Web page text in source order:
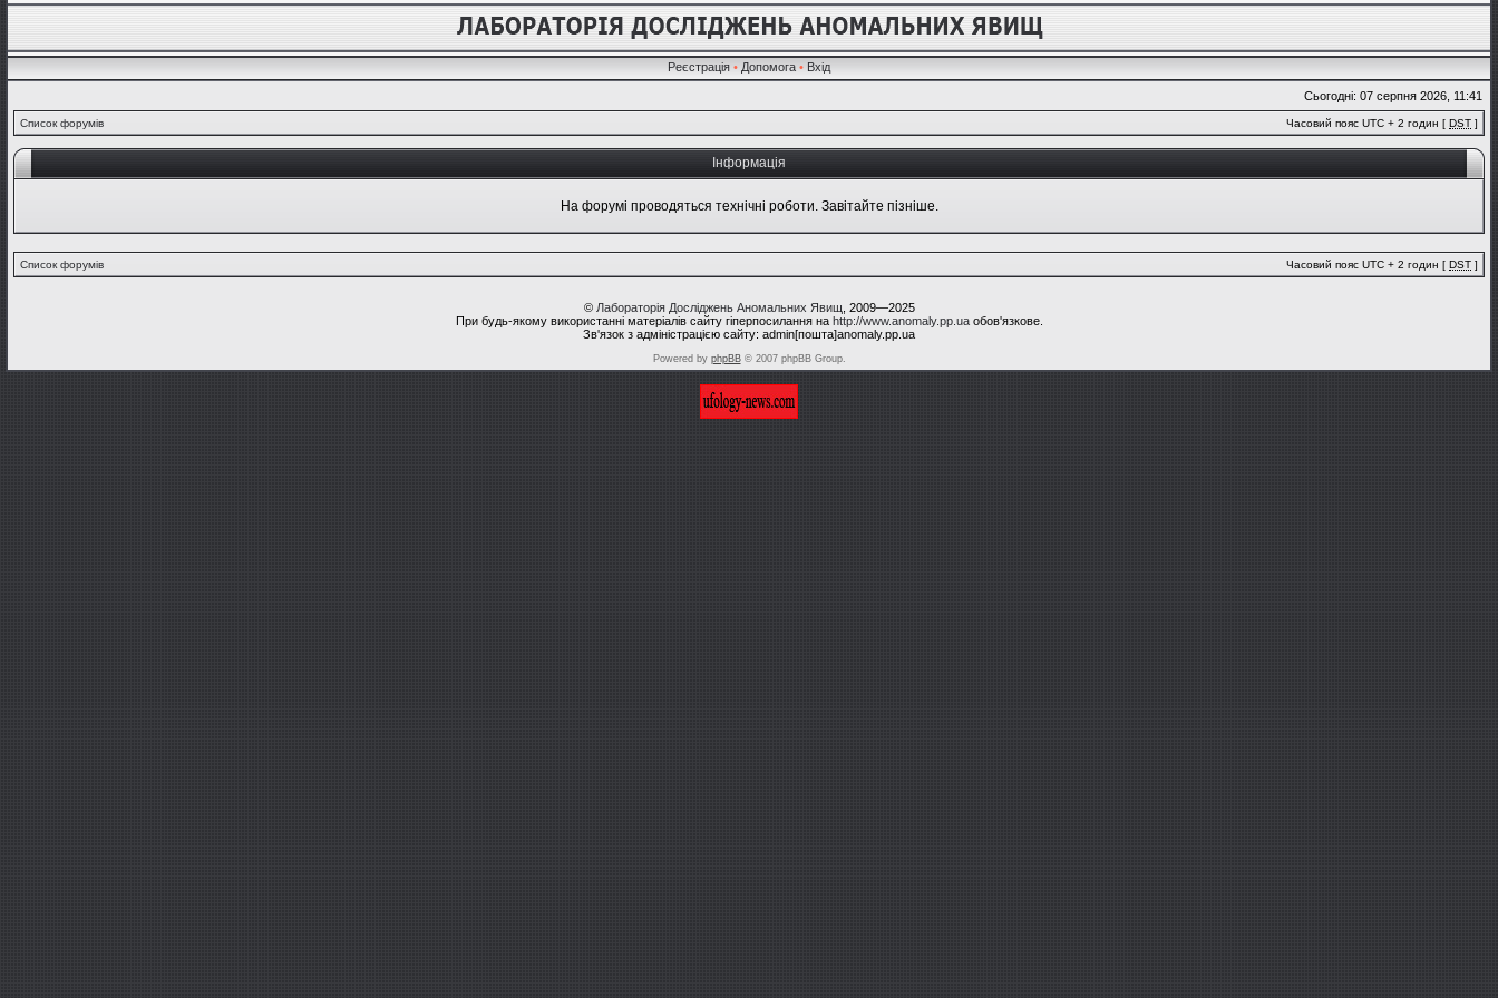
Реєстрація • Допомога • Вхід
Сьогодні: 07 серпня 2026, 11:41
Список форумів Часовий пояс UTC + 2 годин [ DST ]
Інформація
На форумі проводяться технічні роботи. Завітайте пізніше.
Список форумів Часовий пояс UTC + 2 годин [ DST ]
© Лабораторія Досліджень Аномальних Явищ , 2009—2025
При будь-якому використанні матеріалів сайту гіперпосилання на http://www.anomaly.pp.uaобов'язкове.
Зв'язок з адміністрацією сайту: admin[пошта]anomaly.pp.ua
Powered by phpBB© 2007 phpBB Group.